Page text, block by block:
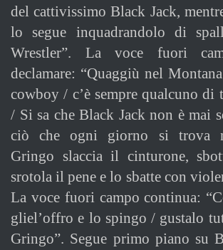
del cattivissimo Black Jack,
lo segue inquadrandolo di
Wrestler”. La voce fuori
declamare: “Quaggiù nel
cowboy / c’è sempre qualcuno di
/ Si sa che Black Jack non è mai
ciò che ogni giorno si trova
Gringo slaccia il cinturone,
srotola il pene e lo sbatte con
La voce fuori campo continua:
gliel’offro e lo spingo / gustalo
Gringo”. Segue primo piano su